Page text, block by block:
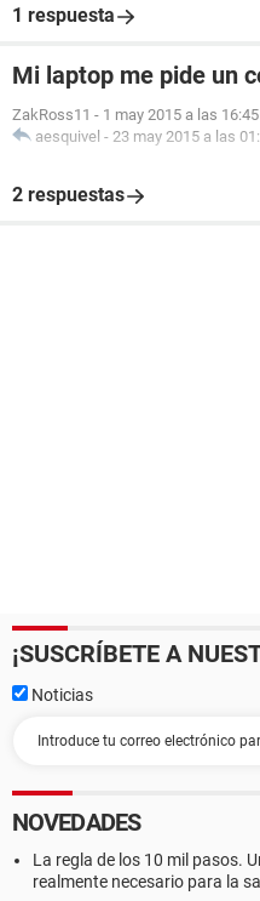
1 respuesta
Mi laptop me pide un
ZakRoss11 - 1 may 2015 a las 16:45
aesquivel - 23 may 2015 a las
2 respuestas
¡SUSCRÍBETE A
Noticias
NOVEDADES
La regla de los 10 mil pasos.
realmente necesario para la